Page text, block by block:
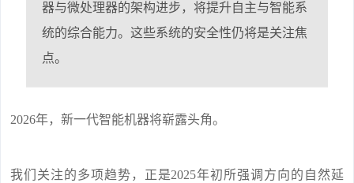
器与微处理器的架构进步，将提升自主与智能系
统的综合能力。这些系统的安全性仍将是关注焦
点。
2026年，新一代智能机器将崭露头角。
我们关注的多项趋势，正是2025年初所强调方向的自然延